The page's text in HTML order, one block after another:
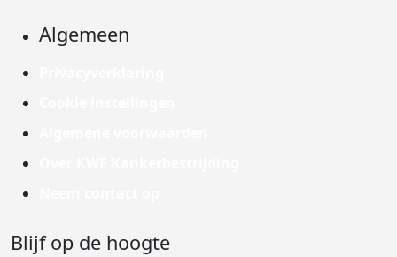
Algemeen
Blijf op de hoogte